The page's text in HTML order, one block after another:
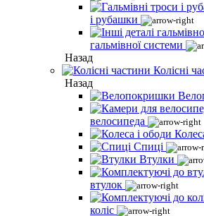
і рубашки
гальмівної системи
Назад
Колісні
Назад
велосипеда
Спиці
Втулки
втулок
коліс